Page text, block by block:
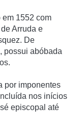
em 1552 com
Arruda e
De
possui abóbada
por imponentes
nos inícios
episcopal até